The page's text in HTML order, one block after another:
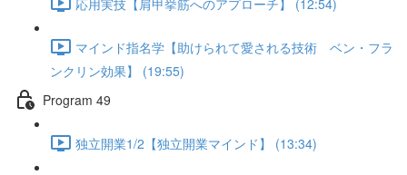
マインド指名学【助けられて愛される技術 ベン・フラ
ンクリン効果】 (19:55)
Program 49
独立開業1/2【独立開業マインド】 (13:34)